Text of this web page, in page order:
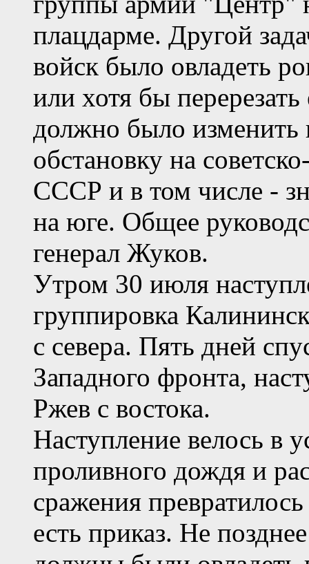
плацдарме. Другой
войск было овладеть
или хотя бы
должно было изменить
обстановку на
СССР и в том числе -
на юге. Общее
генерал Жуков.
Утром 30 июля
группировка
с севера. Пять дней
Западного фронта,
Ржев с востока.
Наступление велось в
проливного дождя и
сражения
есть приказ. Не